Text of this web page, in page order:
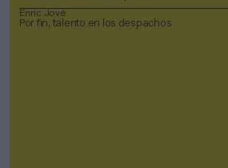
Enric Jové
Por fin, talento en los despachos